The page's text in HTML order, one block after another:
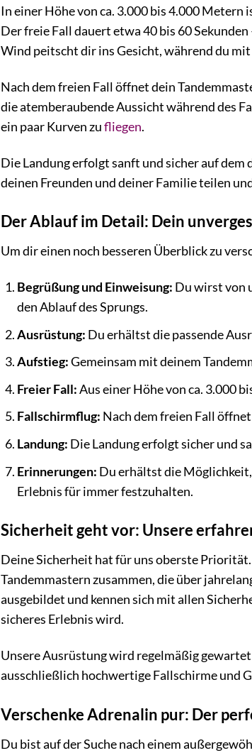
In einer Höhe von ca. 3.000 bis 4.000
Der freie Fall dauert etwa 40 bis 60
Wind peitscht dir ins Gesicht, während du
Nach dem freien Fall öffnet dein
die atemberaubende Aussicht während des
ein paar Kurven zufliegen.
Die Landung erfolgt sanft und sicher auf dem
deinen Freunden und deiner Familie teilen
Der Ablauf im Detail: Dein
Um dir einen noch besseren Überblick zu
Begrüßung und Einweisung: Du wirst von
den Ablauf des Sprungs.
Ausrüstung: Du erhältst die passende
Aufstieg:Gemeinsam mit deinem
Freier Fall:Aus einer Höhe von ca. 3.000
Fallschirmflug: Nach dem freien Fall
Landung: Die Landung erfolgt sicher und
Erinnerungen: Du erhältst die Möglichkeit,
Erlebnis für immer festzuhalten.
Sicherheit geht vor: Unsere
Deine Sicherheit hat für uns oberste
Tandemmastern zusammen, die über
ausgebildet und kennen sich mit allen
sicheres Erlebnis wird.
Unsere Ausrüstung wird regelmäßig
ausschließlich hochwertige Fallschirme und
Verschenke Adrenalin pur: Der
Du bist auf der Suche nach einem